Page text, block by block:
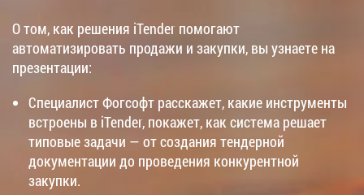
О том, как решения iTender помогают
автоматизировать продажи и закупки, вы узнаете на
презентации:
Специалист Фогсофт расскажет, какие инструменты
встроены в iTender, покажет, как система решает
типовые задачи — от создания тендерной
документации до проведения конкурентной
закупки.